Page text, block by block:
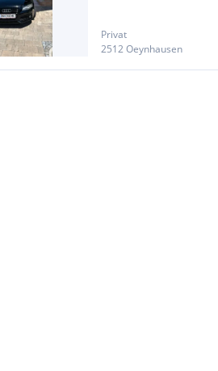
Privat
2512 Oeynhausen